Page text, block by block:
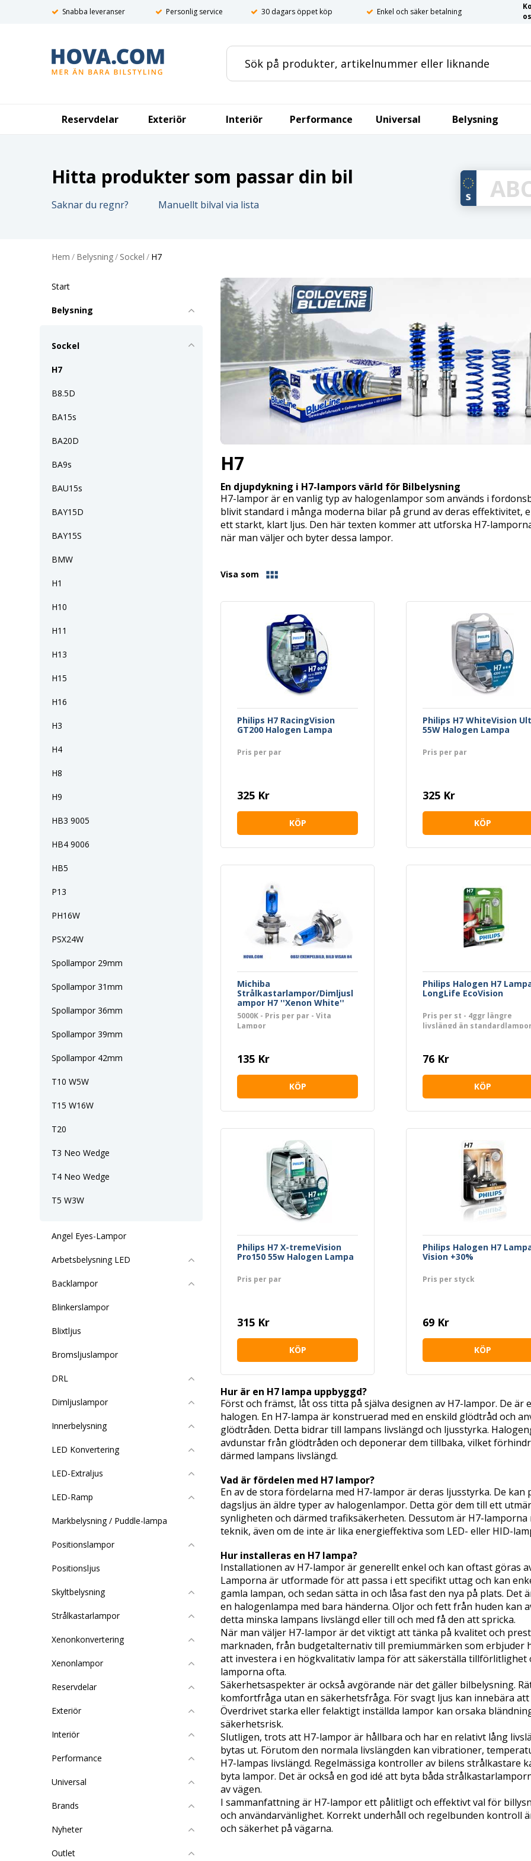
Snabba leveranser Personlig service 30 dagars öppet köp Enkel och säker betalning
Reservdelar Exteriör Interiör Performance Universal Belysning
Hitta produkter som passar din bil
Saknar du regnr? Manuellt bilval via lista
Hem / Belysning/ Sockel / H7
Start
Belysning
Sockel
H7
B8.5D
BA15s
BA20D
BA9s
BAU15s
BAY15D
BAY15S
BMW
H1
H10
H11
H13
H15
H16
H3
H4
H8
H9
HB3 9005
HB4 9006
HB5
P13
PH16W
PSX24W
Spollampor 29mm
Spollampor 31mm
Spollampor 36mm
Spollampor 39mm
Spollampor 42mm
T10 W5W
T15 W16W
T20
T3 Neo Wedge
T4 Neo Wedge
T5 W3W
Angel Eyes-Lampor
Arbetsbelysning LED
Backlampor
Blinkerslampor
Blixtljus
Bromsljuslampor
DRL
Dimljuslampor
Innerbelysning
LED Konvertering
LED-Extraljus
LED-Ramp
Markbelysning / Puddle-lampa
Positionslampor
Positionsljus
Skyltbelysning
Strålkastarlampor
Xenonkonvertering
Xenonlampor
Reservdelar
Exteriör
Interiör
Performance
Universal
Brands
Nyheter
Outlet
H7
En djupdykning i H7-lampors värld för Bilbelysning
H7-lampor är en vanlig typ av halogenlampor som används i
blivit standard i många moderna bilar på grund av deras
ett starkt, klart ljus. Den här texten kommer att utforska H7-
när man väljer och byter dessa lampor.
Visa som
Philips H7 RacingVision
GT200 Halogen Lampa
Pris per par
325 Kr
KÖP
Philips H7 WhiteVision
55W Halogen Lampa
Pris per par
325 Kr
KÖP
Michiba
Strålkastarlampor/Dimljusl
ampor H7 ''Xenon White''
5000K - Pris per par - Vita
Lampor
135 Kr
KÖP
Philips Halogen H7
LongLife EcoVision
Pris per st - 4ggr längre
livslängd än
76 Kr
KÖP
Philips H7 X-tremeVision
Pro150 55w Halogen Lampa
Pris per par
315 Kr
KÖP
Philips Halogen H7
Vision +30%
Pris per styck
69 Kr
KÖP
Hur är en H7 lampa uppbyggd?
Först och främst, låt oss titta på själva designen av H7-lampor. De
halogen. En H7-lampa är konstruerad med en enskild glödtråd och
glödtråden. Detta bidrar till lampans livslängd och ljusstyrka.
avdunstar från glödtråden och deponerar dem tillbaka, vilket
därmed lampans livslängd.
Vad är fördelen med H7 lampor?
En av de stora fördelarna med H7-lampor är deras ljusstyrka. De
dagsljus än äldre typer av halogenlampor. Detta gör dem till ett
synligheten och därmed trafiksäkerheten. Dessutom är H7-
teknik, även om de inte är lika energieffektiva som LED- eller HID-
Hur installeras en H7 lampa?
Installationen av H7-lampor är generellt enkel och kan oftast göras
Lamporna är utformade för att passa i ett specifikt uttag och kan
gamla lampan, och sedan sätta in och låsa fast den nya på plats.
en halogenlampa med bara händerna. Oljor och fett från huden kan
detta minska lampans livslängd eller till och med få den att spricka.
När man väljer H7-lampor är det viktigt att tänka på kvalitet och
marknaden, från budgetalternativ till premiummärken som erbjuder
att investera i en högkvalitativ lampa för att säkerställa
lamporna ofta.
Säkerhetsaspekter är också avgörande när det gäller bilbelysning.
komfortfråga utan en säkerhetsfråga. För svagt ljus kan innebära
Överdrivet starka eller felaktigt inställda lampor kan orsaka
säkerhetsrisk.
Slutligen, trots att H7-lampor är hållbara och har en relativt lång
bytas ut. Förutom den normala livslängden kan vibrationer,
H7-lampas livslängd. Regelmässiga kontroller av bilens strålkastare
byta lampor. Det är också en god idé att byta båda
av vägen.
I sammanfattning är H7-lampor ett pålitligt och effektivt val för
och användarvänlighet. Korrekt underhåll och regelbunden
och säkerhet på vägarna.